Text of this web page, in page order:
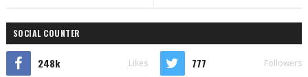
SOCIAL COUNTER
248k Likes 777 Followers